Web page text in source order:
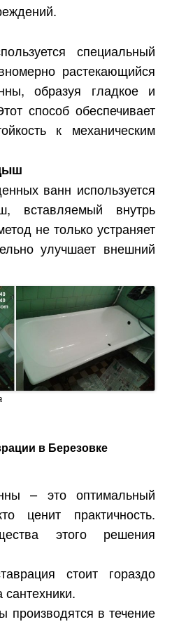
специальный
растекающийся
образуя гладкое и
способ обеспечивает
к механическим
ванн используется
вставляемый внутрь
не только устраняет
улучшает внешний
в Березовке
– это оптимальный
ценит практичность.
этого решения
стоит гораздо
производятся в течение